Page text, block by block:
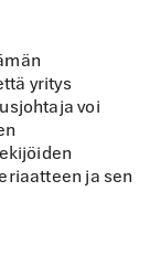
yritys
voi
ja sen